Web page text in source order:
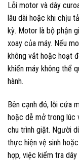
Lỗi motor và dây
lâu dài hoặc khi chịu
kỳ. Motor là bộ phận
xoay của máy. Nếu
không vắt hoặc hoạt
khiến máy không thể
hành.
Bên cạnh đó, lỗi cửa
hoặc dễ mở trong lúc
chu trình giặt. Người
thực hiện vệ sinh
hợp, việc kiểm tra